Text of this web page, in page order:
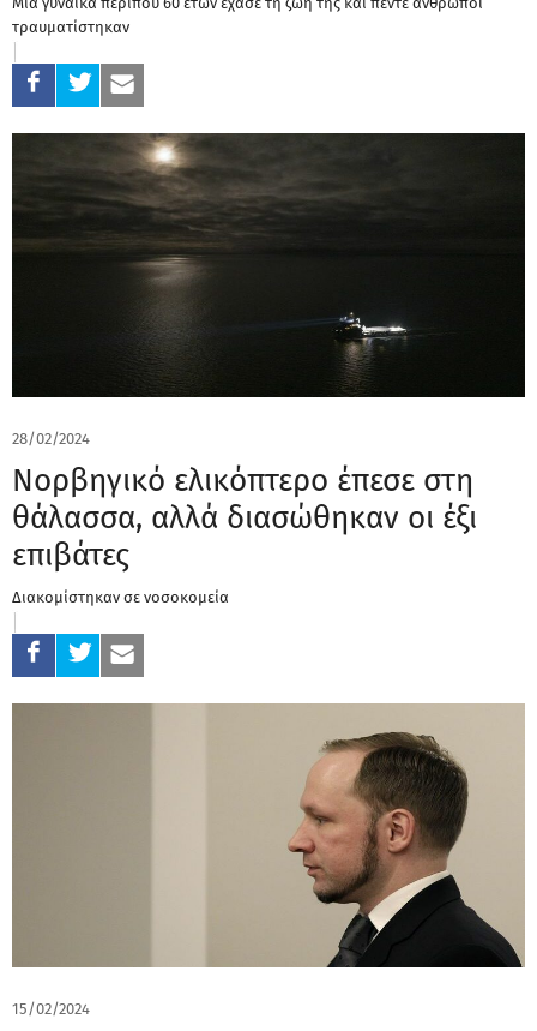
τραυματίστηκαν
28/02/2024
Νορβηγικό ελικόπτερο έπεσε στη
θάλασσα, αλλά διασώθηκαν οι έξι
επιβάτες
Διακομίστηκαν σε νοσοκομεία
15/02/2024